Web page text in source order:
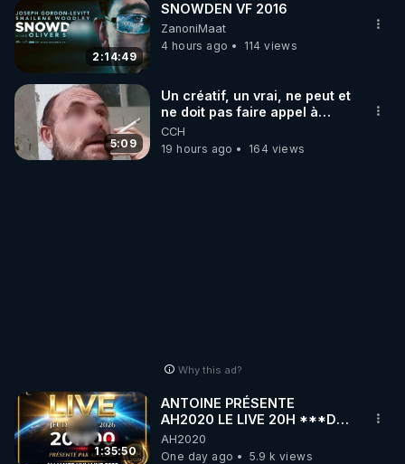
2:14:49
SNOWDEN VF 2016
ZanoniMaat
4 hours ago
114 views
5:09
Un créatif, un vrai, ne peut et
ne doit pas faire appel à
l'intelligence artificielle
CCH
19 hours ago
164 views
Why this ad?
1:35:50
ANTOINE PRÉSENTE
AH2020 LE LIVE 20H ***DU
06/08/2026***
AH2020
One day ago
5.9 k views